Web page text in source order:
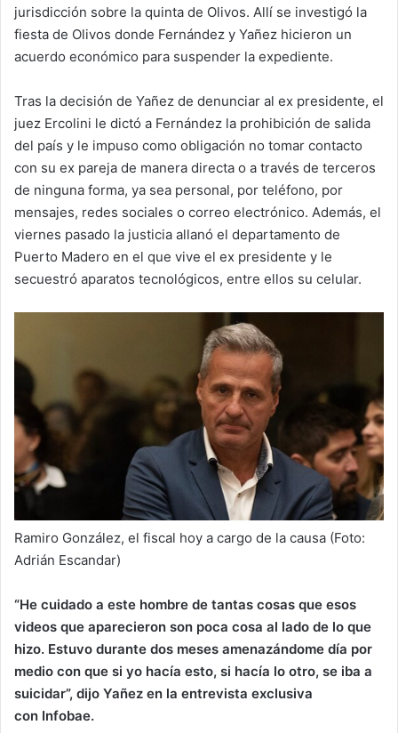
jurisdicción sobre la quinta de Olivos. Allí se investigó la
fiesta de Olivos donde Fernández y Yañez hicieron un
acuerdo económico para suspender la expediente.
Tras la decisión de Yañez de denunciar al ex presidente, el
juez Ercolini le dictó a Fernández la prohibición de salida
del país y le impuso como obligación no tomar contacto
con su ex pareja de manera directa o a través de terceros
de ninguna forma, ya sea personal, por teléfono, por
mensajes, redes sociales o correo electrónico. Además, el
viernes pasado la justicia allanó el departamento de
Puerto Madero en el que vive el ex presidente y le
secuestró aparatos tecnológicos, entre ellos su celular.
Ramiro González, el fiscal hoy a cargo de la causa (Foto:
Adrián Escandar)
“He cuidado a este hombre de tantas cosas que esos
videos que aparecieron son poca cosa al lado de lo que
hizo. Estuvo durante dos meses amenazándome día por
medio con que si yo hacía esto, si hacía lo otro, se iba a
suicidar”, dijo Yañez en la entrevista exclusiva
con Infobae.